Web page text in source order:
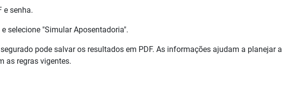
e senha.
selecione "Simular Aposentadoria".
pode salvar os resultados em PDF. As informações ajudam a planejar a
as regras vigentes.